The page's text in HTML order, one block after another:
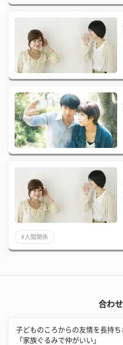
#人間関係
合わ
子どものころからの友情を長持
「家族ぐるみで仲がいい」